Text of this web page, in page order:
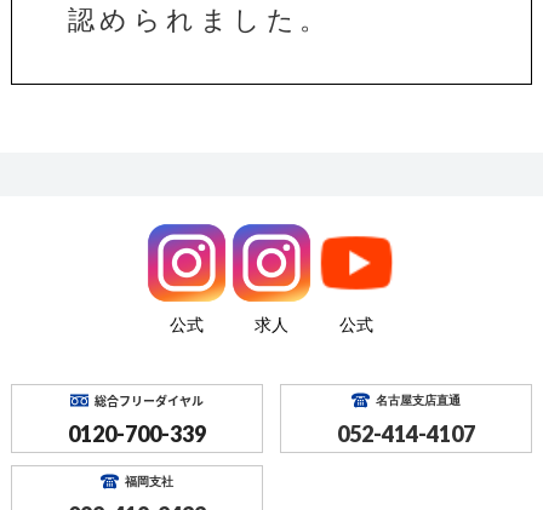
認められました。
総合フリーダイヤル
0120-700-339
名古屋支店直通
052-414-4107
福岡支社
公式 求人 公式